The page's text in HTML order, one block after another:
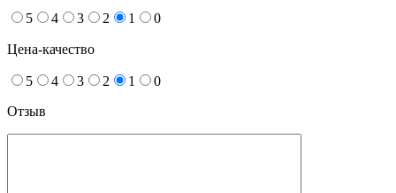
5 4 3 2 1 0
Цена-качество
5 4 3 2 1
0
Отзыв